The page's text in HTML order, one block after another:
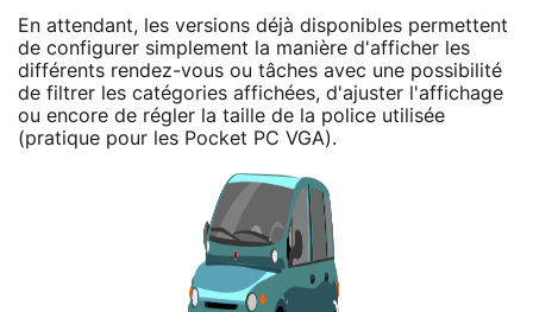
En attendant, les versions déjà disponibles permettent
de configurer simplement la manière d'afficher les
différents rendez-vous ou tâches avec une possibilité
de filtrer les catégories affichées, d'ajuster l'affichage
ou encore de régler la taille de la police utilisée
(pratique pour les Pocket PC VGA).